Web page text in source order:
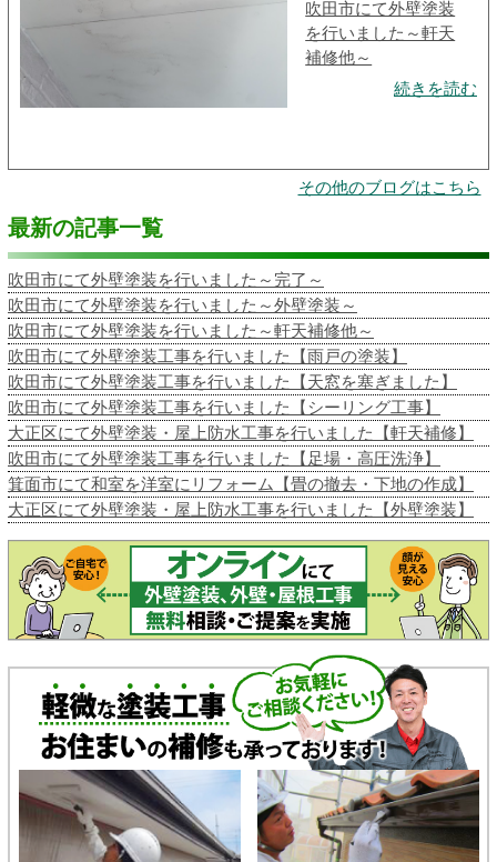
吹田市にて外壁塗装
を行いました～軒天
補修他～
続きを読む
その他のブログはこちら
最新の記事一覧
吹田市にて外壁塗装を行いました～完了～
吹田市にて外壁塗装を行いました～外壁塗装～
吹田市にて外壁塗装を行いました～軒天補修他～
吹田市にて外壁塗装工事を行いました【雨戸の塗装】
吹田市にて外壁塗装工事を行いました【天窓を塞ぎました】
吹田市にて外壁塗装工事を行いました【シーリング工事】
大正区にて外壁塗装・屋上防水工事を行いました【軒天補修】
吹田市にて外壁塗装工事を行いました【足場・高圧洗浄】
箕面市にて和室を洋室にリフォーム【畳の撤去・下地の作成】
大正区にて外壁塗装・屋上防水工事を行いました【外壁塗装】